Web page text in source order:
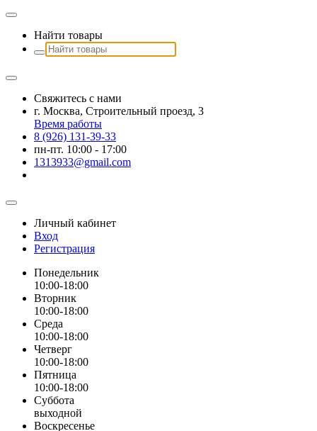
Найти товары
Свяжитесь с нами
г. Москва, Строительный проезд, 3
Время работы
8 (926) 131-39-33
пн-пт. 10:00 - 17:00
1313933@gmail.com
Личный кабинет
Вход
Регистрация
Понедельник
10:00-18:00
Вторник
10:00-18:00
Среда
10:00-18:00
Четверг
10:00-18:00
Пятница
10:00-18:00
Суббота
выходной
Воскресенье